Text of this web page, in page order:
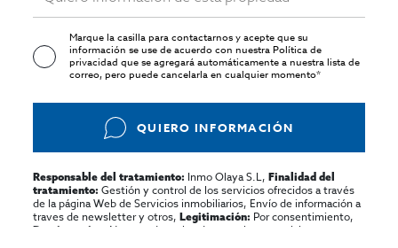
Marque la casilla para contactarnos y acepte que su
información se use de acuerdo con nuestraPolítica de
privacidadque se agregará automáticamente a nuestra lista de
correo, pero puede cancelarla en cualquier momento*
QUIERO INFORMACIÓN
Responsable del tratamiento: Inmo Olaya S.L,Finalidad del
tratamiento: Gestión y control de los servicios ofrecidos a través
de la página Web de Servicios inmobiliarios, Envío de información a
traves de newsletter y otros,Legitimación: Por consentimiento,
Destinatarios:
No se cederan los datos, salvo para elaborar